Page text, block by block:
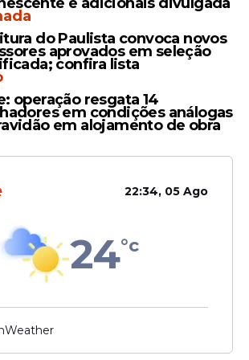
foi inspirada na
de Pernambuco, Raquel Lyra,
principal objetivo destacar a
presença feminina em
e influência.
uma referência ao cenário
como
protagonismo e
gerações de mulheres.
do Paulista convoca novos
aprovados em seleção
confira lista
operação resgata 14
em condições análogas
em alojamento de obra
22:34, 05 Ago
24°c